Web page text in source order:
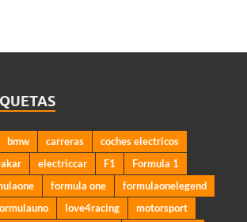
bmw carreras
coches electricos
electriccar F1
Formula 1
formula one
formulaonelegend
love4racing
motorsport